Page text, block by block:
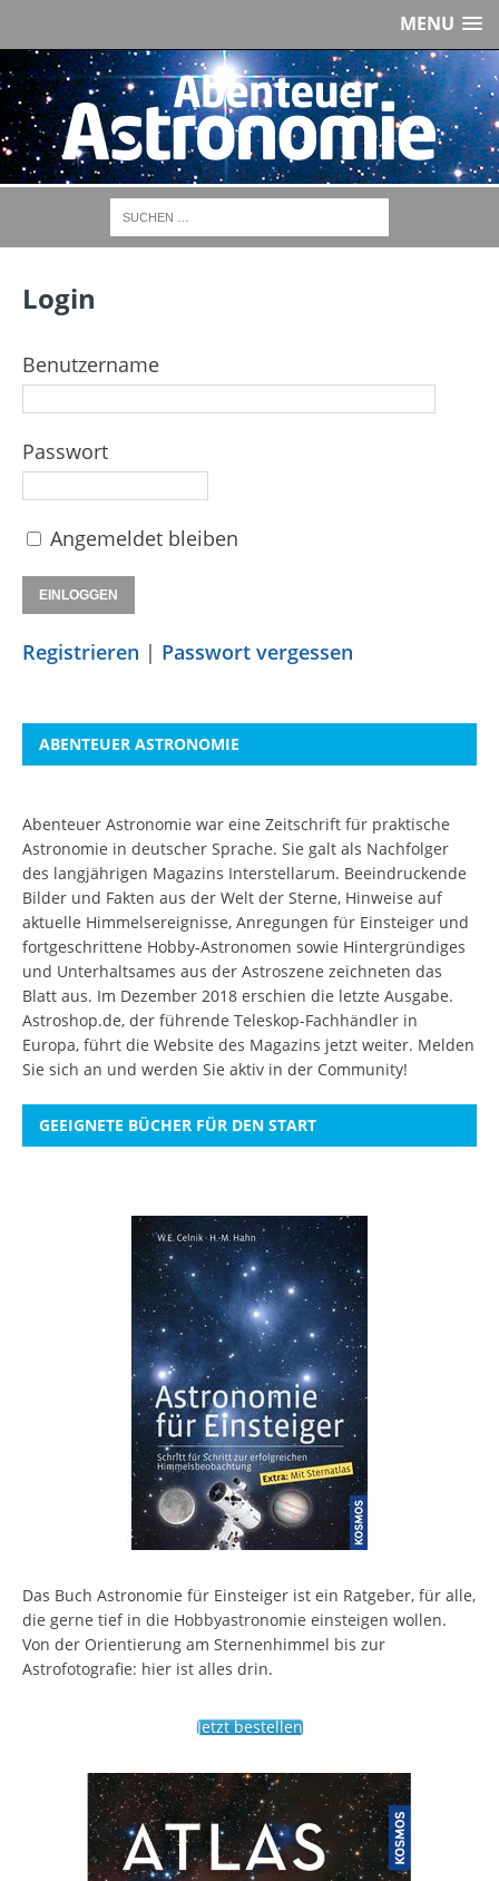
MENU
Login
Benutzername
Passwort
Angemeldet bleiben
Registrieren | Passwort vergessen
ABENTEUER ASTRONOMIE
Abenteuer Astronomie war eine Zeitschrift für praktische
Astronomie in deutscher Sprache. Sie galt als Nachfolger
des langjährigen Magazins Interstellarum. Beeindruckende
Bilder und Fakten aus der Welt der Sterne, Hinweise auf
aktuelle Himmelsereignisse, Anregungen für Einsteiger und
fortgeschrittene Hobby-Astronomen sowie Hintergründiges
und Unterhaltsames aus der Astroszene zeichneten das
Blatt aus. Im Dezember 2018 erschien die letzte Ausgabe.
Astroshop.de, der führende Teleskop-Fachhändler in
Europa, führt die Website des Magazins jetzt weiter. Melden
Sie sich an und werden Sie aktiv in der Community!
GEEIGNETE BÜCHER FÜR DEN START
Das Buch Astronomie für Einsteiger ist ein Ratgeber, für alle,
die gerne tief in die Hobbyastronomie einsteigen wollen.
Von der Orientierung am Sternenhimmel bis zur
Astrofotografie: hier ist alles drin.
Jetzt bestellen